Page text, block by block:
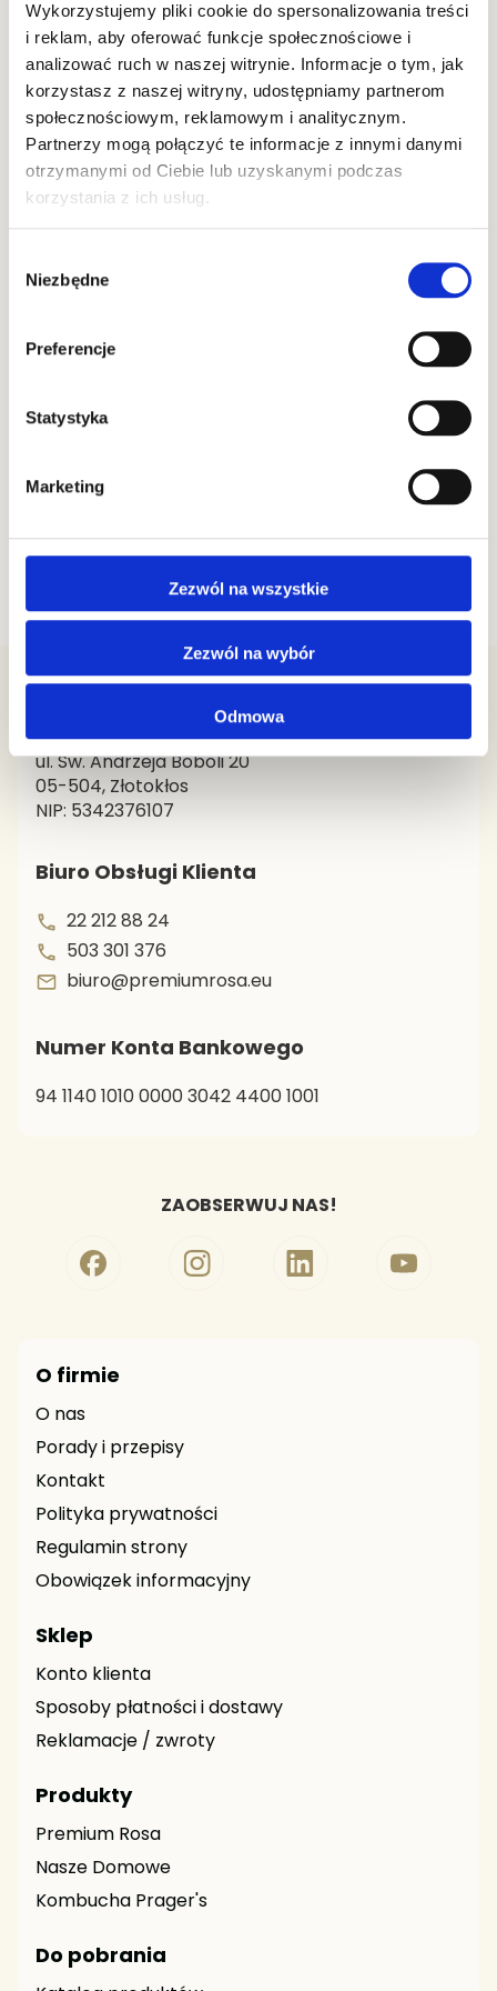
Wykorzystujemy pliki cookie do spersonalizowania treści
i reklam, aby oferować funkcje społecznościowe i
analizować ruch w naszej witrynie. Informacje o tym, jak
korzystasz z naszej witryny, udostępniamy partnerom
społecznościowym, reklamowym i analitycznym.
Partnerzy mogą połączyć te informacje z innymi danymi
otrzymanymi od Ciebie lub uzyskanymi podczas
korzystania z ich usług.
zgody
Niezbędne
Preferencje
Statystyka
Marketing
Zezwól na wszystkie
Zezwól na wybór
Odmowa
składników odżywczych. Warto więc dowiedzieć się,
na co zwrócić uwagę podczas kompletowania
domowej apteczki ziołowej.
Odporność
Zimowe hity na odporność
z przeziębieniami i grypą. Obecnie w czasie pandemii
martwimy się o zdrowie nasze i naszych bliskich
najczęściej jest to niegroźne przeziębienie, jednak
czasami wynikiem ataku wirusów czy bakterii mogą
być poważniejsze choroby, jak grypa czy obecnie
tym okresie właśnie powinniśmy pamiętać o
nie jest to takie trudne i możemy to zrobić za pomocą
Premium Rosa Sp. z o.o.
ul. Św. Andrzeja Boboli 20
05-504, Złotokłos
NIP: 5342376107
Biuro Obsługi Klienta
22 212 88 24
503 301 376
biuro@premiumrosa.eu
Numer Konta Bankowego
94 1140 1010 0000 3042 4400 1001
ZAOBSERWUJ NAS!
O firmie
O nas
Porady i przepisy
Kontakt
Polityka prywatności
Regulamin strony
Obowiązek informacyjny
Sklep
Konto klienta
Sposoby płatności i dostawy
Reklamacje / zwroty
Produkty
Premium Rosa
Nasze Domowe
Kombucha Prager's
Do pobrania